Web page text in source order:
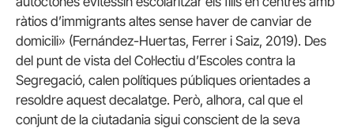
ràtios d’immigrants altes sense haver de canviar de
domicili» (Fernández-Huertas, Ferrer i Saiz, 2019). Des
del punt de vista del Col·lectiu d’Escoles contra la
Segregació, calen polítiques públiques orientades a
resoldre aquest decalatge. Però, alhora, cal que el
conjunt de la ciutadania sigui conscient de la seva